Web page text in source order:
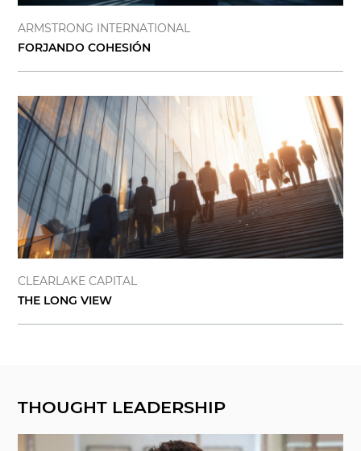
ARMSTRONG INTERNATIONAL
FORJANDO COHESIÓN
CLEARLAKE CAPITAL
THE LONG VIEW
THOUGHT LEADERSHIP